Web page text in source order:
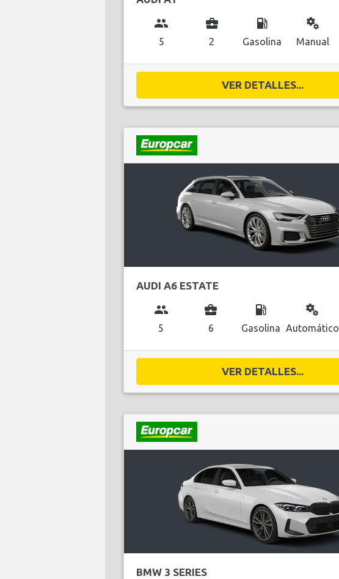
group
5
business_center
2
local_gas_station
Gasolina
miscellaneous_services
Manual
VER DETALLES...
AUDI A6 ESTATE
group
5
business_center
6
local_gas_station
Gasolina
miscellaneous_services
Automático
VER DETALLES...
BMW 3 SERIES